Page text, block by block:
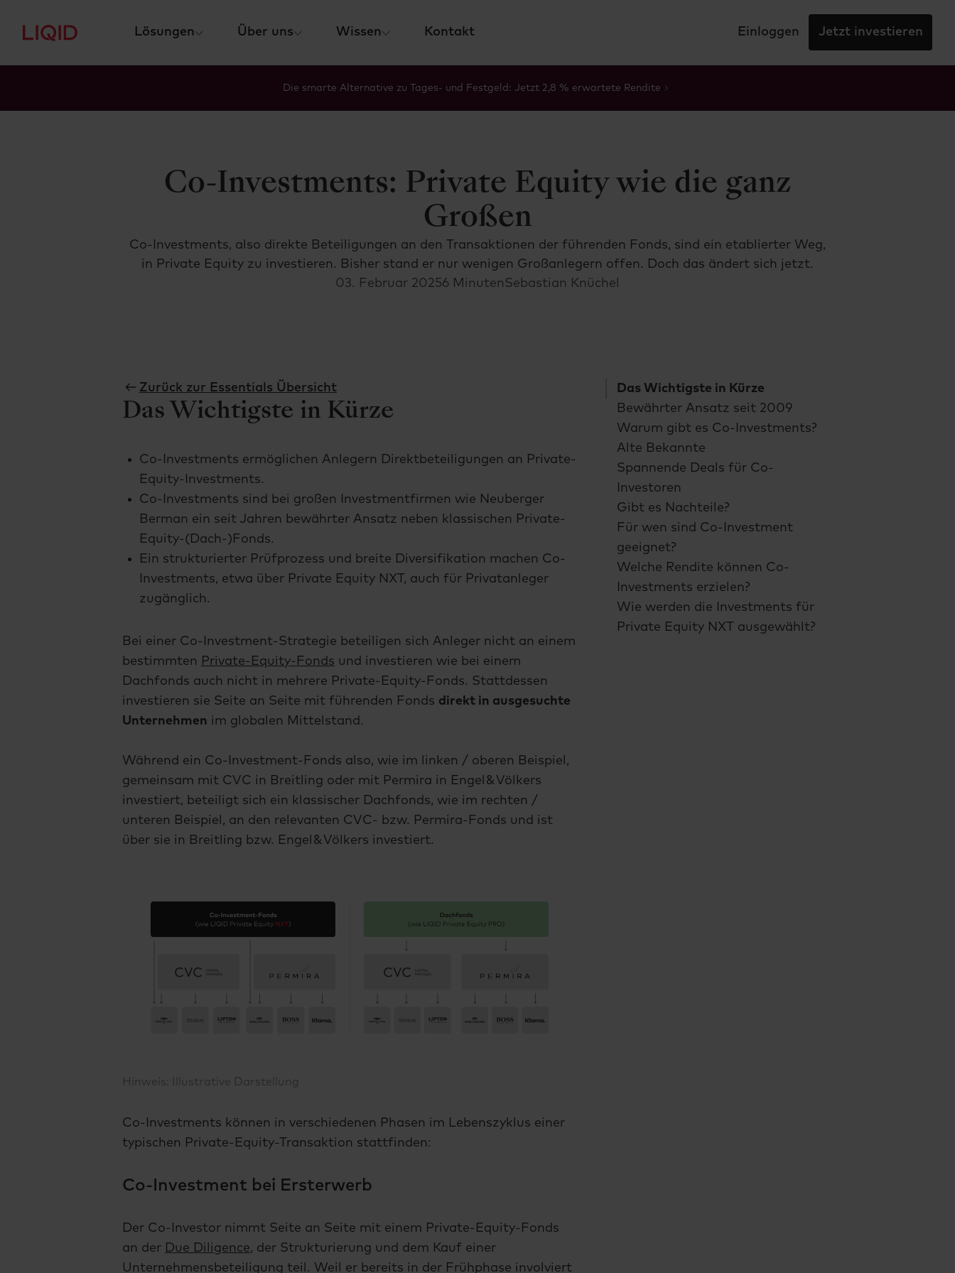
Lösungen Über uns Wissen Kontakt Einloggen Jetzt investieren
Die smarte Alternative zu Tages- und Festgeld: Jetzt 2,8 % erwartete Rendite
Co-Investments: Private Equity wie die ganz
Großen
Co-Investments, also direkte Beteiligungen an den Transaktionen der führenden Fonds, sind ein etablierter Weg,
in Private Equity zu investieren. Bisher stand er nur wenigen Großanlegern offen. Doch das ändert sich jetzt.
03. Februar 20256 Minuten Sebastian Knüchel
Zurück zur Essentials Übersicht
Das Wichtigste in Kürze
Co-Investments ermöglichen Anlegern Direktbeteiligungen an Private-
Equity-Investments.
Co-Investments sind bei großen Investmentfirmen wie Neuberger
Berman ein seit Jahren bewährter Ansatz neben klassischen Private-
Equity-(Dach-)Fonds.
Ein strukturierter Prüfprozess und breite Diversifikation machen Co-
Investments, etwa über Private Equity NXT, auch für Privatanleger
zugänglich.
Bei einer Co-Investment-Strategie beteiligen sich Anleger nicht an einem
bestimmten Private-Equity-Fonds und investieren wie bei einem
Dachfonds auch nicht in mehrere Private-Equity-Fonds. Stattdessen
investieren sie Seite an Seite mit führenden Fonds direkt in ausgesuchte
Unternehmen im globalen Mittelstand.
Während ein Co-Investment-Fonds also, wie im linken / oberen Beispiel,
gemeinsam mit CVC in Breitling oder mit Permira in Engel & Völkers
investiert, beteiligt sich ein klassischer Dachfonds, wie im rechten /
unteren Beispiel, an den relevanten CVC- bzw. Permira-Fonds und ist
über sie in Breitling bzw. Engel & Völkers investiert.
Hinweis: Illustrative Darstellung
Co-Investments können in verschiedenen Phasen im Lebenszyklus einer
typischen Private-Equity-Transaktion stattfinden:
Co-Investment bei Ersterwerb
Der Co-Investor nimmt Seite an Seite mit einem Private-Equity-Fonds
an der
Due Diligence, der Strukturierung und dem Kauf einer
Unternehmensbeteiligung teil. Weil er bereits in der Frühphase involviert
Das Wichtigste in Kürze
Bewährter Ansatz seit 2009
Warum gibt es Co-Investments?
Alte Bekannte
Spannende Deals für Co-
Investoren
Gibt es Nachteile?
Für wen sind Co-Investment
geeignet?
Welche Rendite können Co-
Investments erzielen?
Wie werden die Investments für
Private Equity NXT ausgewählt?